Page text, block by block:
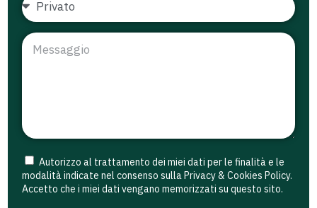
Autorizzo al trattamento dei miei dati per le finalità e le
modalità indicate nel consenso sulla Privacy & Cookies Policy.
Accetto che i miei dati vengano memorizzati su questo sito.